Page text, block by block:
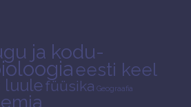
ja kodu-
eesti keel
luulefüüsika Geograafia